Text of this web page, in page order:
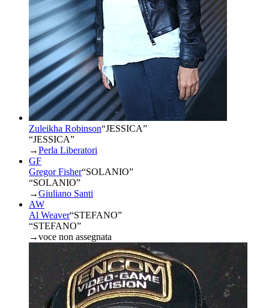
Zuleikha Robinson“JESSICA”
“JESSICA”
→Perla Liberatori
GF
Gregor Fisher“SOLANIO”
“SOLANIO”
→Giuliano Santi
AW
Al Weaver“STEFANO”
“STEFANO”
→voce non assegnata